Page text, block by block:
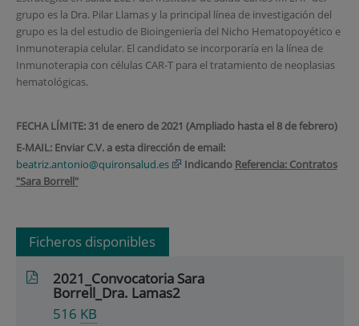
grupo es la Dra. Pilar Llamas y la principal línea de investigación del
grupo es la del estudio de Bioingeniería del Nicho Hematopoyético e
Inmunoterapia celular. El candidato se incorporaría en la línea de
Inmunoterapia con células CAR-T para el tratamiento de neoplasias
hematológicas.
FECHA LÍMITE: 31 de enero de 2021 (Ampliado hasta el 8 de febrero)
E‐MAIL: Enviar C.V. a esta dirección de email:
beatriz.antonio@quironsalud.es
Indicando Referencia: Contratos
"Sara Borrell"
Ficheros disponibles
2021_Convocatoria Sara
Borrell_Dra. Lamas2
516 KB